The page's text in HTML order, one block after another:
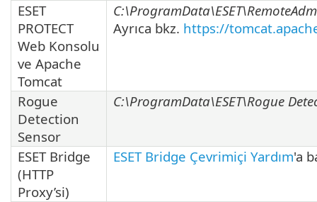
ESET
PROTECT
Web Konsolu
ve Apache
Tomcat
Ayrıca bkz. https://
Rogue
Detection
Sensor
C:\ProgramData\ESET\Rogue
ESET Bridge
(HTTP
Proxy’si)
ESET Bridge Çevrimiçi Yardım'a